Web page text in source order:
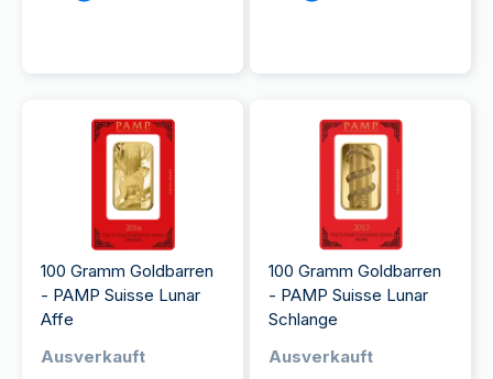
100 Gramm Goldbarren
- PAMP Suisse Lunar
Affe
Ausverkauft
100 Gramm Goldbarren
- PAMP Suisse Lunar
Schlange
Ausverkauft